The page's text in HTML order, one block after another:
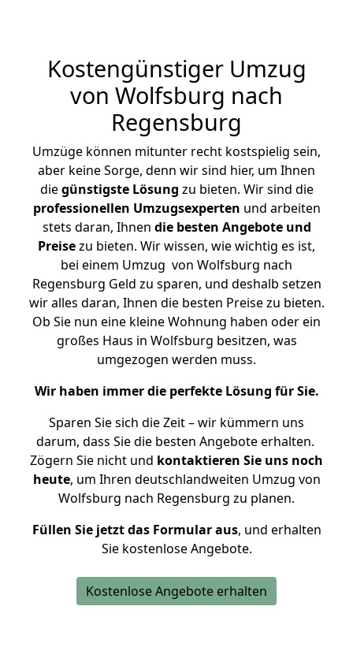
Kostengünstiger Umzug
von Wolfsburg nach
Regensburg
Umzüge können mitunter recht kostspielig sein,
aber keine Sorge, denn wir sind hier, um Ihnen
diegünstigste Lösung zu bieten. Wir sind die
professionellen Umzugsexperten und arbeiten
stets daran, Ihnen die besten Angebote und
Preisezu bieten. Wir wissen, wie wichtig es ist,
bei einem Umzug von Wolfsburg nach
Regensburg Geld zu sparen, und deshalb setzen
wir alles daran, Ihnen die besten Preise zu bieten.
Ob Sie nun eine kleine Wohnung haben oder ein
großes Haus in Wolfsburg besitzen, was
umgezogen werden muss.
Wir haben immer die perfekte Lösung für Sie.
Sparen Sie sich die Zeit – wir kümmern uns
darum, dass Sie die besten Angebote erhalten.
Zögern Sie nicht und kontaktieren Sie uns noch
heute, um Ihren deutschlandweiten Umzug von
Wolfsburg nach Regensburg zu planen.
Füllen Sie jetzt das Formular aus, und erhalten
Sie kostenlose Angebote.
Kostenlose Angebote erhalten